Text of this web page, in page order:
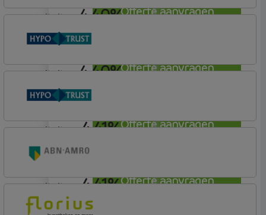
Offerte aanvragen
4,40%
Offerte aanvragen
annuiteit
4,40%
Offerte aanvragen
Basistarief
annuiteit
4,41%
Offerte aanvragen
Elan Plus
annuiteit
4,41%
Elan Plus
annuiteit
ABN AMRO Bank
Woning